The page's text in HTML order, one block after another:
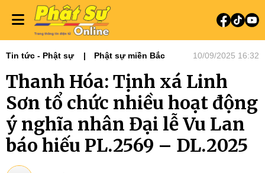
Tin tức - Phật sự Phật sự miền Bắc 10/09/2025 16:32
Thanh Hóa: Tịnh xá Linh
Sơn tổ chức nhiều hoạt động
ý nghĩa nhân Đại lễ Vu Lan
báo hiếu PL.2569 – DL.2025